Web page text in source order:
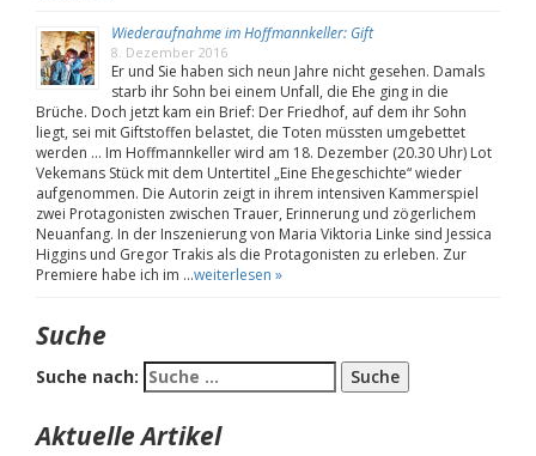
Wiederaufnahme im Hoffmannkeller: Gift
8. Dezember 2016
Er und Sie haben sich neun Jahre nicht gesehen. Damals
starb ihr Sohn bei einem Unfall, die Ehe ging in die
Brüche. Doch jetzt kam ein Brief: Der Friedhof, auf dem ihr Sohn
liegt, sei mit Giftstoffen belastet, die Toten müssten umgebettet
werden … Im Hoffmannkeller wird am 18. Dezember (20.30 Uhr) Lot
Vekemans Stück mit dem Untertitel „Eine Ehegeschichte“ wieder
aufgenommen. Die Autorin zeigt in ihrem intensiven Kammerspiel
zwei Protagonisten zwischen Trauer, Erinnerung und zögerlichem
Neuanfang. In der Inszenierung von Maria Viktoria Linke sind Jessica
Higgins und Gregor Trakis als die Protagonisten zu erleben. Zur
Premiere habe ich im …weiterlesen »
Suche
Suche nach:
Aktuelle Artikel